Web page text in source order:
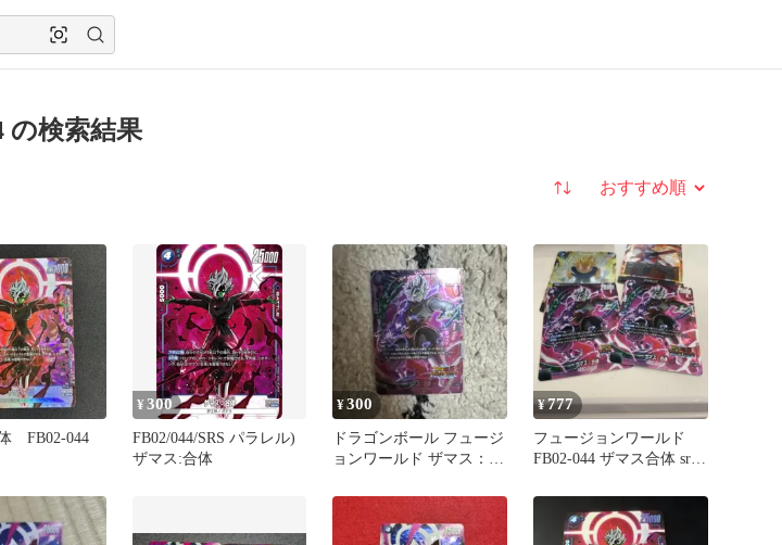
の検索結果
並び替え
FB02-044
¥300
FB02/044/SRS パラレル)
ザマス:合体
¥300
ドラゴンボール フュージ
ョンワールド ザマス：合
¥777
フュージョンワールド
FB02-044 ザマス合体 sr